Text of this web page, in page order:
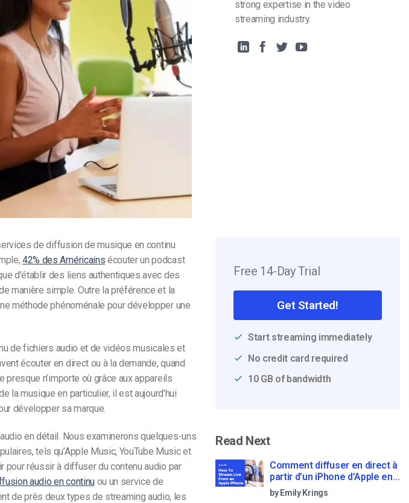
strong expertise in the video
streaming industry.
de diffusion de musique en continu
42% des Américains écouter un podcast
d’établir des liens authentiques avec des
manière simple. Outre la préférence et la
méthode phénoménale pour développer une
de fichiers audio et de vidéos musicales et
écouter en direct ou à la demande, quand
n’importe où grâce aux appareils
la musique en particulier, il est aujourd’hui
développer sa marque.
en détail. Nous examinerons quelques-uns
tels qu’Apple Music, YouTube Music et
pour réussir à diffuser du contenu audio par
audio en continuou un service de
de près deux types de streaming audio, les
Free 14-Day Trial
Get Started!
Start streaming immediately
No credit card required
10 GB of bandwidth
Read Next
Comment diffuser en direct à
partir d’un iPhone d’Apple en
6 étapes faciles
by Emily Krings